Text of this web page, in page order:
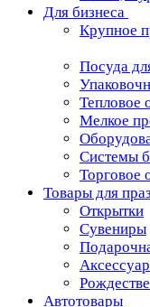
Для бизнеса
Крупное
Посуда
Тепловое
Мелкое
Системы
Торговое
Товары для
Открытки
Сувениры
Автотовары